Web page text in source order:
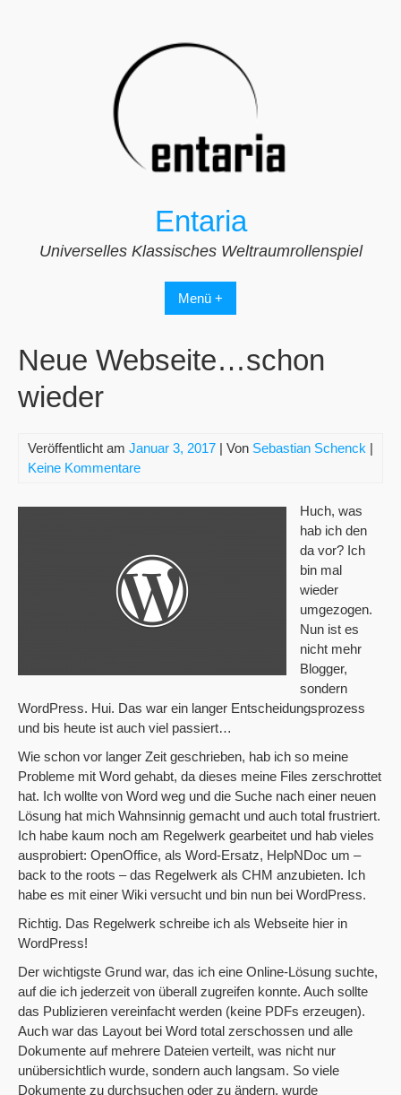
Entaria
Universelles Klassisches Weltraumrollenspiel
Menü +
Neue Webseite…schon
wieder
Veröffentlicht am Januar 3, 2017 | Von Sebastian Schenck |
Keine Kommentare
Huch, was
hab ich den
da vor? Ich
bin mal
wieder
umgezogen.
Nun ist es
nicht mehr
Blogger,
sondern
WordPress. Hui. Das war ein langer Entscheidungsprozess
und bis heute ist auch viel passiert…
Wie schon vor langer Zeit geschrieben, hab ich so meine
Probleme mit Word gehabt, da dieses meine Files zerschrottet
hat. Ich wollte von Word weg und die Suche nach einer neuen
Lösung hat mich Wahnsinnig gemacht und auch total frustriert.
Ich habe kaum noch am Regelwerk gearbeitet und hab vieles
ausprobiert: OpenOffice, als Word-Ersatz, HelpNDoc um –
back to the roots – das Regelwerk als CHM anzubieten. Ich
habe es mit einer Wiki versucht und bin nun bei WordPress.
Richtig. Das Regelwerk schreibe ich als Webseite hier in
WordPress!
Der wichtigste Grund war, das ich eine Online-Lösung suchte,
auf die ich jederzeit von überall zugreifen konnte. Auch sollte
das Publizieren vereinfacht werden (keine PDFs erzeugen).
Auch war das Layout bei Word total zerschossen und alle
Dokumente auf mehrere Dateien verteilt, was nicht nur
unübersichtlich wurde, sondern auch langsam. So viele
Dokumente zu durchsuchen oder zu ändern, wurde